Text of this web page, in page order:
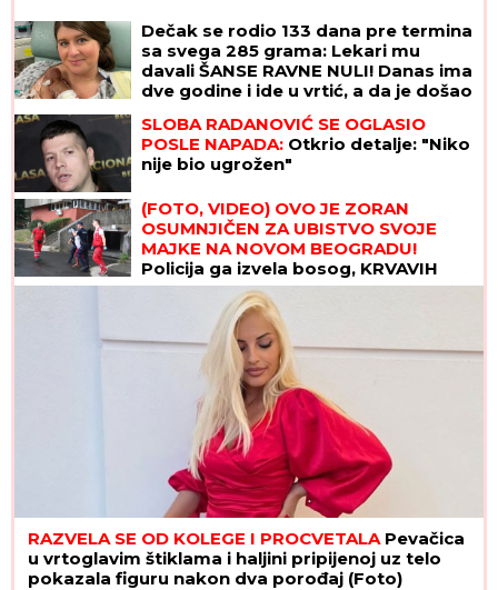
Dečak se rodio 133 dana pre termina
sa svega 285 grama: Lekari mu
davali ŠANSE RAVNE NULI! Danas ima
dve godine i ide u vrtić, a da je došao
na svet DAN RANIJE, sudbina bi imala
mnogo lošiji scenario
SLOBA RADANOVIĆ SE OGLASIO
POSLE NAPADA: Otkrio detalje: "Niko
nije bio ugrožen"
(FOTO, VIDEO) OVO JE ZORAN
OSUMNJIČEN ZA UBISTVO SVOJE
MAJKE NA NOVOM BEOGRADU!
Policija ga izvela bosog, KRVAVIH
nogu sa lisicama na rukama, ušao u
kola Hitne pomoći
RAZVELA SE OD KOLEGE I PROCVETALA Pevačica
u vrtoglavim štiklama i haljini pripijenoj uz telo
pokazala figuru nakon dva porođaj (Foto)